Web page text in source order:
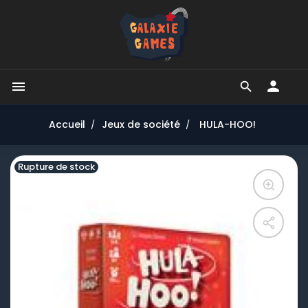


Accueil Jeux de société HULA-HOO!
Rupture de stock